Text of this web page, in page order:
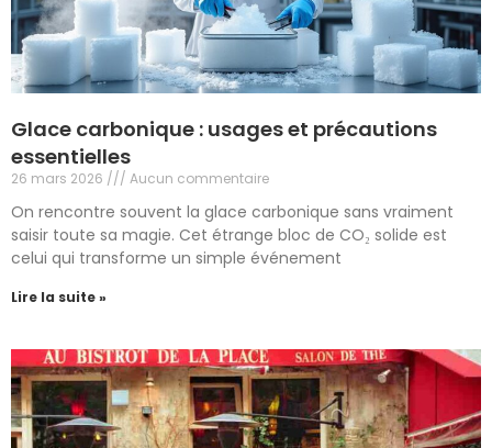
Glace carbonique : usages et précautions
essentielles
26 mars 2026 Aucun commentaire
On rencontre souvent la glace carbonique sans vraiment
saisir toute sa magie. Cet étrange bloc de CO₂ solide est
celui qui transforme un simple événement
Lire la suite »